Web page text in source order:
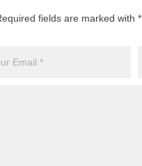
fields are marked with *